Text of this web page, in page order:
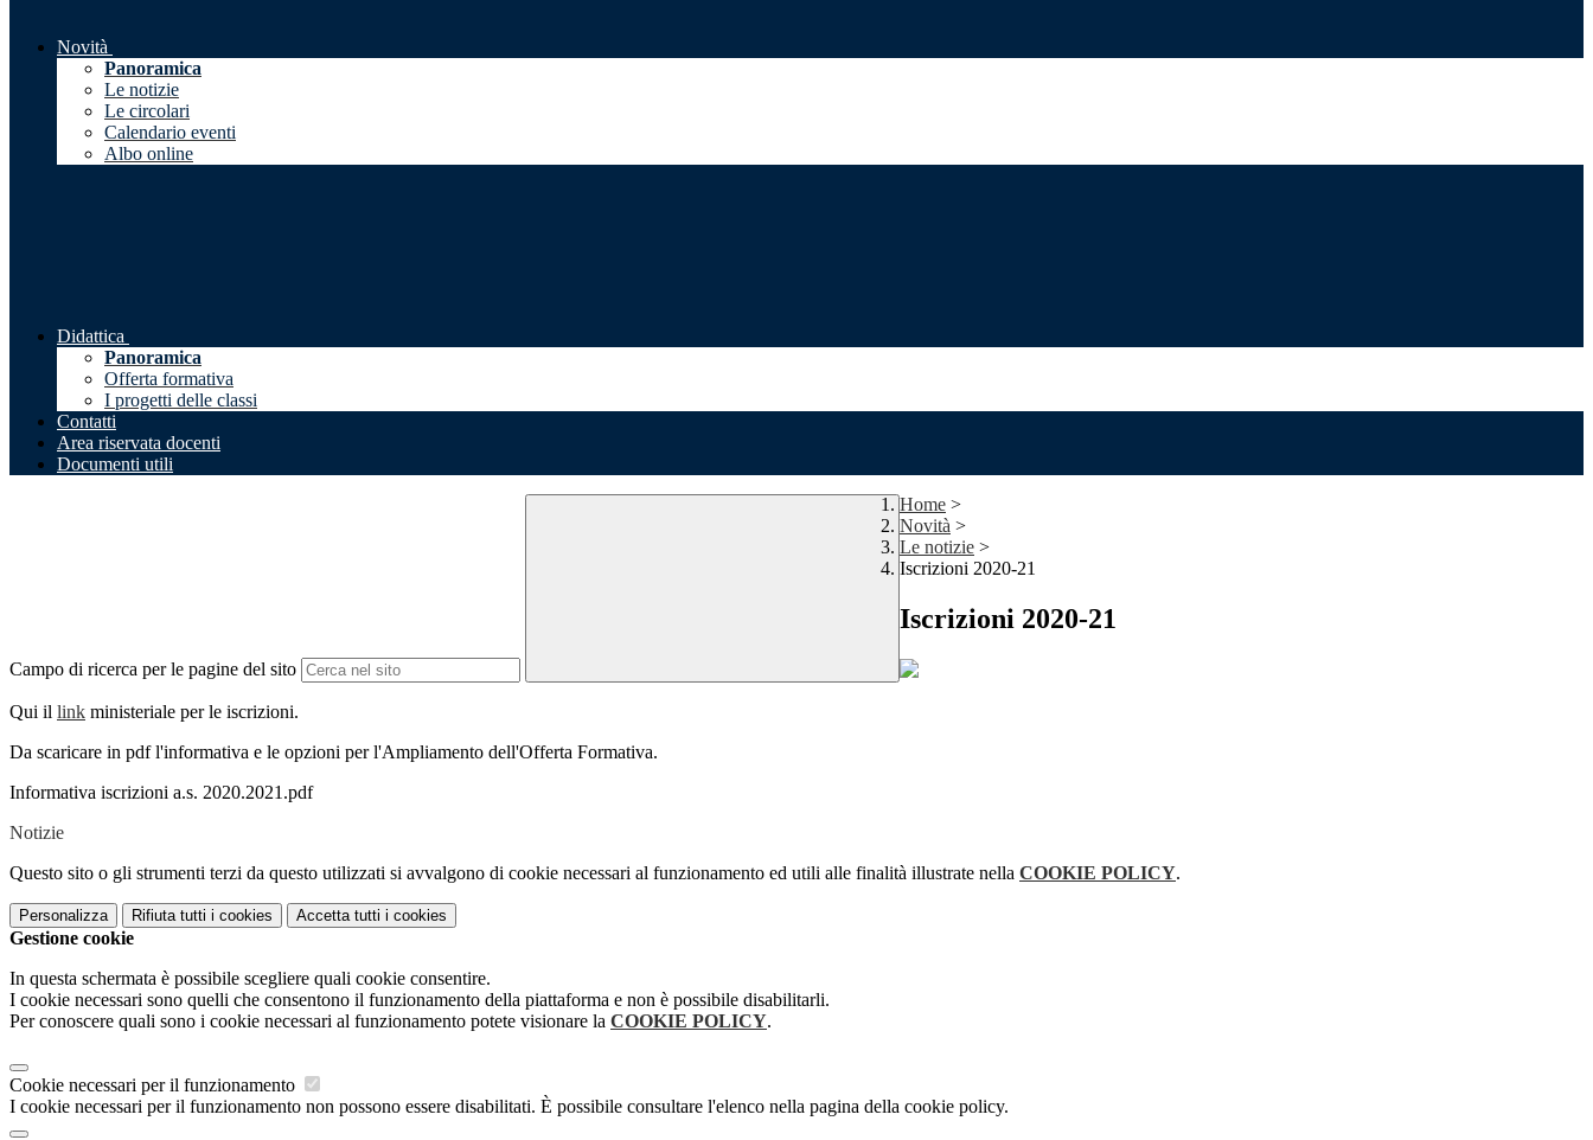
Novità
Panoramica
Le notizie
Le circolari
Calendario eventi
Albo online
Didattica
Panoramica
Offerta formativa
I progetti delle classi
Contatti
Area riservata docenti
Documenti utili
Campo di ricerca per le pagine del sito
Home >
Novità >
Le notizie >
Iscrizioni 2020-21
Iscrizioni 2020-21
Qui il link ministeriale per le iscrizioni.
Da scaricare in pdf l'informativa e le opzioni per l'Ampliamento dell'Offerta Formativa.
Informativa iscrizioni a.s. 2020.2021.pdf
Notizie
Questo sito o gli strumenti terzi da questo utilizzati si avvalgono di cookie necessari al funzionamento ed utili alle finalità illustrate nella COOKIE POLICY.
Personalizza Rifiuta tutti i cookies Accetta tutti i cookies
Gestione cookie
In questa schermata è possibile scegliere quali cookie consentire.
I cookie necessari sono quelli che consentono il funzionamento della piattaforma e non è possibile disabilitarli.
Per conoscere quali sono i cookie necessari al funzionamento potete visionare la COOKIE POLICY.
Cookie necessari per il funzionamento
I cookie necessari per il funzionamento non possono essere disabilitati. È possibile consultare l'elenco nella pagina della cookie policy.